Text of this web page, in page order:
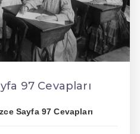
97 Cevapları
Sayfa 97 Cevapları